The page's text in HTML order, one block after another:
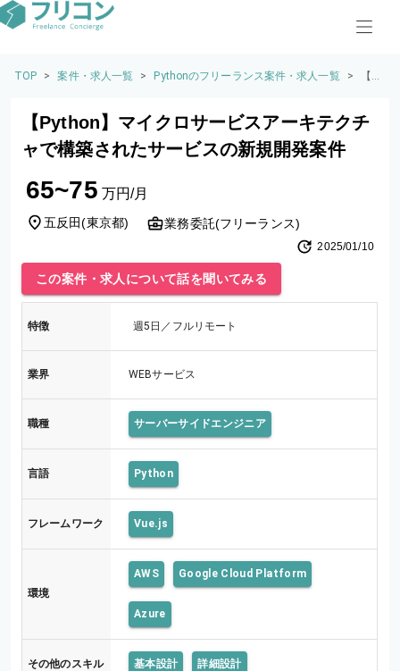
TOP > 案件・求人一覧 > Pythonのフリーランス案件・求人一覧 >
【P
n】
ャで
たサ
新規
【Python】マイクロサービスアーキテクチ
ャで構築されたサービスの新規開発案件
65~75 万円/月
五反田(東京都) 業務委託(フリーランス)
2025/01/10
この案件・求人について話を聞いてみる
特徴 週5日／フルリモート
業界 WEBサービス
職種 サーバーサイドエンジニア
言語 Python
フレームワーク Vue.js
環境
AWS Google Cloud Platform
Azure
その他のスキル 基本設計 詳細設計